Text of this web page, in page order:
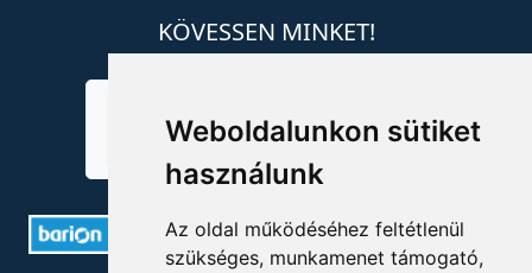
Weboldalunkon sütiket
használunk
Az oldal működéséhez feltétlenül
szükséges, munkamenet támogató,
KÖVESSEN MINKET!